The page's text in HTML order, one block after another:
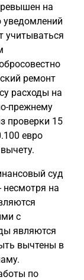
на
уведомлений
учитываться
ремонт
расходы на
прежнему
проверки 15
евро
суд
несмотря на
с
являются
вычтены в
по